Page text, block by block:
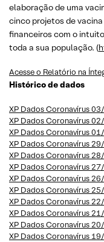
elaboração de uma
cinco projetos de
financeiros com o
toda a sua população. (
Acesse o Relatório na
Histórico de dados
XP Dados Coronavírus
XP Dados Coronavírus
XP Dados Coronavírus
XP Dados Coronavírus
XP Dados Coronavírus
XP Dados Coronavírus
XP Dados Coronavírus
XP Dados Coronavírus
XP Dados Coronavírus
XP Dados Coronavírus
XP Dados Coronavírus
XP Dados Coronavírus